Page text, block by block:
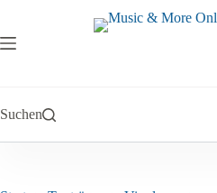
springen
Suchen